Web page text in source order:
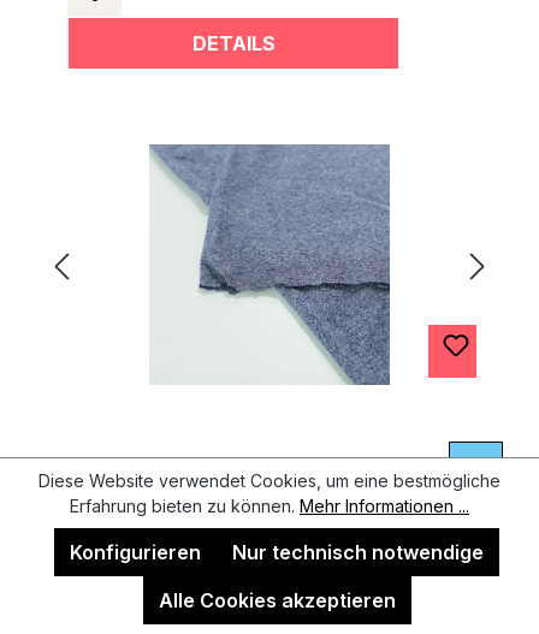
DETAILS
Bündchen Schlauchware
Strickschlauch Ärmel Taillenbündchen
Blickdicht Meterware
Diese Website verwendet Cookies, um eine bestmögliche
Erfahrung bieten zu können. Mehr Informationen ...
Nur technisch notwendige
Konfigurieren
Alle Cookies akzeptieren